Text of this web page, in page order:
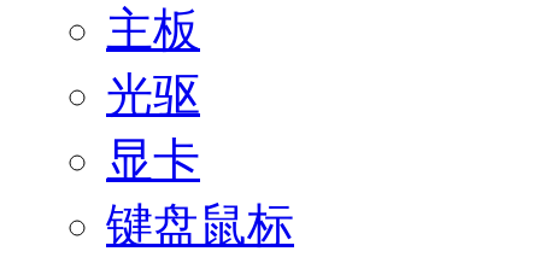
主板
光驱
显卡
键盘鼠标